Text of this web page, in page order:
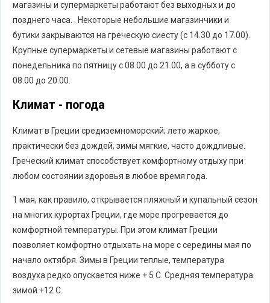
магазины и супермаркеты работают без выходных и до
позднего часа. . Некоторые небольшие магазинчики и
бутики закрываются на греческую сиесту (с 14.30 до 17.00).
Крупные супермаркеты и сетевые магазины работают с
понедельника по пятницу с 08.00 до 21.00, а в субботу с
08.00 до 20.00.
Климат - погода
Климат в Греции средиземноморский; лето жаркое,
практически без дождей, зимы мягкие, часто дождливые.
Греческий климат способствует комфортному отдыху при
любом состоянии здоровья в любое время года.
1 мая, как правило, открывается пляжный и купальный сезон
на многих курортах Греции, где море прогревается до
комфортной температуры. При этом климат Греции
позволяет комфортно отдыхать на море с середины мая по
начало октября. Зимы в Греции теплые, температура
воздуха редко опускается ниже + 5 С. Средняя температура
зимой +12 С.